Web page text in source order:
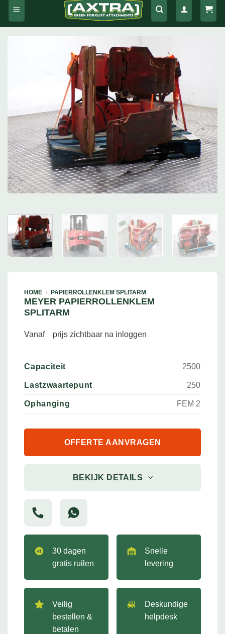
HOME / PAPIERROLLENKLEM SPLITARM
MEYER PAPIERROLLENKLEM
SPLITARM
Vanaf prijs zichtbaar na inloggen
Capaciteit 2500
Lastzwaartepunt 250
Ophanging FEM 2
OFFERTE AANVRAGEN
BEKIJK DETAILS
30 dagen
gratis ruilen
Snelle
levering
Veilig
bestellen &
betalen
Deskundige
helpdesk